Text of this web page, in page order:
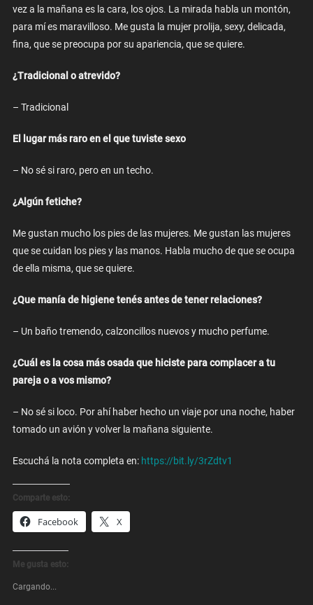
vez a la mañana es la cara, los ojos. La mirada habla un montón,
para mí es maravilloso. Me gusta la mujer prolija, sexy, delicada,
fina, que se preocupa por su apariencia, que se quiere.
¿Tradicional o atrevido?
– Tradicional
El lugar más raro en el que tuviste sexo
– No sé si raro, pero en un techo.
¿Algún fetiche?
Me gustan mucho los pies de las mujeres. Me gustan las mujeres
que se cuidan los pies y las manos. Habla mucho de que se ocupa
de ella misma, que se quiere.
¿Que manía de higiene tenés antes de tener relaciones?
– Un baño tremendo, calzoncillos nuevos y mucho perfume.
¿Cuál es la cosa más osada que hiciste para complacer a tu
pareja o a vos mismo?
– No sé si loco. Por ahí haber hecho un viaje por una noche, haber
tomado un avión y volver la mañana siguiente.
Escuchá la nota completa en: https://bit.ly/3rZdtv1
Comparte esto:
Facebook X
Me gusta esto:
Cargando...